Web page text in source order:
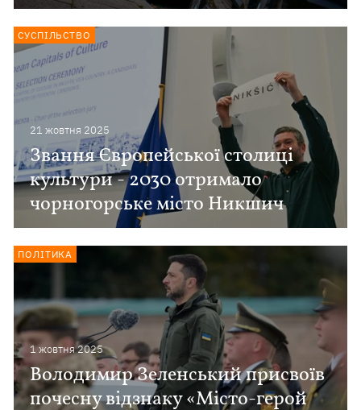
21 жовтня 2025
Звання Європейської столиці
культури - 2030 отримало
чорногорське місто Никшич
СУСПІЛЬСТВО
1 жовтня 2025
Володимир Зеленський присвоїв
почесну відзнаку «Місто-герой
ПОЛІТИКА